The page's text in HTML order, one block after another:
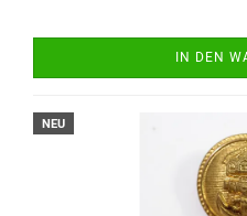
IN DEN
NEU